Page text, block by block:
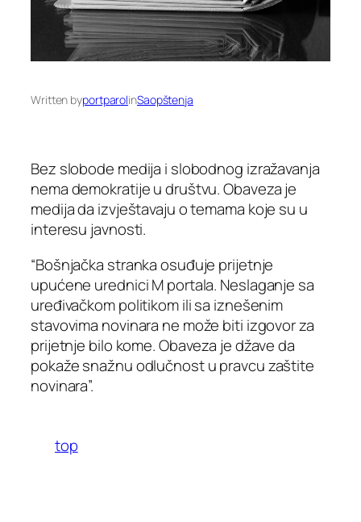
Written byportparolinSaopštenja
Bez slobode medija i slobodnog izražavanja
nema demokratije u društvu. Obaveza je
medija da izvještavaju o temama koje su u
interesu javnosti.
“Bošnjačka stranka osuđuje prijetnje
upućene urednici M portala. Neslaganje sa
uređivačkom politikom ili sa iznešenim
stavovima novinara ne može biti izgovor za
prijetnje bilo kome. Obaveza je džave da
pokaže snažnu odlučnost u pravcu zaštite
novinara”.
top